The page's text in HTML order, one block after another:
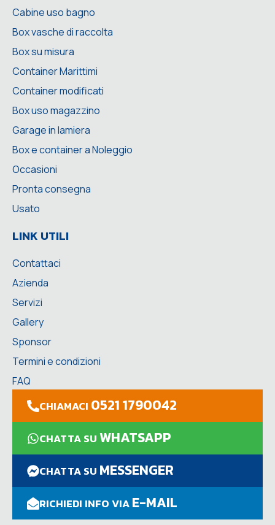
Cabine uso bagno
Box vasche di raccolta
Box su misura
Container Marittimi
Container modificati
Box uso magazzino
Garage in lamiera
Box e container a Noleggio
Occasioni
Pronta consegna
Usato
LINK UTILI
Contattaci
Azienda
Servizi
Gallery
Sponsor
Termini e condizioni
FAQ
CHIAMACI 0521 1790042
CHATTA SUWHATSAPP
CHATTA SU MESSENGER
RICHIEDI INFO VIAE-MAIL